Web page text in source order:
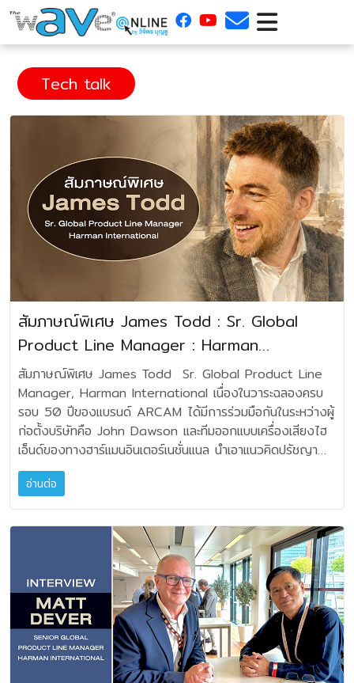
Tech talk
สัมภาษณ์พิเศษ James Todd : Sr. Global
Product Line Manager : Harman
International
สัมภาษณ์พิเศษ James Todd Sr. Global Product Line Manager, Harman International เนื่องในวาระฉลองครบรอบ 50 ปีของแบรนด์ ARCAM ได้มีการร่วมมือกันในระหว่างผู้ก่อตั้งบริษัทคือ John Dawson และทีมออกแบบเครื่องเสียงไฮเอ็นด์ของทางฮาร์แมนอินเตอร์เนชั่นแนล นำเอาแนวคิดปรัชญาดั้งเดิมคือ “การเข้าถึงดนตรีถือเป็นสิ่งสำคัญที่สุด” มาผสานเข้ากับเทคโนโลยียุคใหม่ ก่อให้กำเนิดผลิตภัณฑ์ที่ยอดเยี่ยม ARCAM 50th Anniversary ขึ้นมา ผมได้เรียบเรียงข้อมูลที่น่าสนใจ จากการได้มีโอกาสสัมภาษณ์คุณ James Todd ผู้จัดการอาวุโสฝ่ายผลิตภัณฑ์ระดับโลกของ Harman International ในงาน High End 2026 Vienna จึงขอนำมาให้ได้อ่านกันดังต่อไปนี้ครับ • ARCAM รุ่นฉลองครบรอบ 50 ปี ได้ย้อนกลับไปร่วมมือกับคุณ John Dawson ซึ่งเป็นผู้ก่อตั้งบริษัท คุณประทับใจอะไรในจุดเด่นของเขาครับ วิศวกรผู้ก่อตั้ง ARCAM คุณ John Dawson อุทิศเวลา 50 ปีเต็มกับแบรนด์นี้ คือไม่ใช่แค่นักดีไซน์เครื่องเสียง แต่เขาทำมาแล้วแทบจะทุกตำแหน่งในบริษัทเลยนะครับ ตั้งแต่พนักงานขายไปจนถึงภารโรงทำความสะอาด มีเพียงประการเดียวที่เขาไม่ได้ทำคือฝ่ายบัญชี เขาบอกว่าเขาไม่ไว้ใจตัวเองกับเรื่องตัวเลขพวกนั้น แต่แรกแล้วการดีไซน์แอมปลิไฟร์คืองานอดิเรกซึ่งเขาทำด้วยหัวใจรักดนตรี เป็นความหลงใหลที่ลงมือทำเพราะสนุกกับมันจริงๆ เขาคือวิศวกรที่หมกมุ่นอยู่กับการทำให้เสียงดนตรีออกมาดีที่สุด ถ้าสังเกตดีๆ นะครับตัว อักษร A ในชื่อนำนั้น ย่อมาจากคำว่า Amplification หรือการขยายเสียง ซึ่งก็คือรากฐานสำคัญที่สุดของแบรนด์มาตั้งแต่จุดเริ่มต้นเลย ARCAM เดิมใช้ชื่อบริษัทว่า A&R Cambridge Ltd. ก่อตั้งขึ้นในปี 1976 ที่เมืองเคมบริดจ์ ประเทศอังกฤษ โดย John Dawson วิศวกรผู้ออกแบบวงจรเครื่องขยาย และ Chris Evans นักธุรกิจและผู้ร่วมก่อตั้ง ผลิตภัณฑ์แรกที่สร้างชื่อให้บริษัทคือแอมป์ A60 Integrated Amplifier ซึ่งกลายเป็นหนึ่งในแอมป์อังกฤษที่ประสบความสำเร็จมากที่สุดในยุคนั้น และเป็นรากฐานของแนวคิดการออกแบบแอมป์ของ ARCAM มาจนถึงปัจจุบัน ฝ่ายออกแบบผลิตภัณฑ์ของเราร่วมกับคุณ John Dawson ตั้งใจจะให้ ARCAM ฉลองครบรอบ 50 ปี ด้วยการเปิดตัวสินค้าใหม่ 2 รุ่น โดยไม่ได้ทำเป็นรุ่นย้อนยุค Retro แต่เป็นการนำเทคโนโลยีล่าสุดของบริษัทมาแสดงศักยภาพสูงสุดแทน • ARCAM รุ่นฉลองครบรอบ 50 ปี มีรุ่นใดบ้างครับ มีแอมปลิไฟร์และซีดีเพลย์เยอร์อย่างละหนึ่งรุ่นเท่านั้นคือ ARCAM A50 Signature อินทิเกรตแอมป์ระดับเรือธงของตระกูล Radia ที่ใช้เทคโนโลยีวงจร Class G รุ่นล่าสุด รุ่นแรกที่ใช้สถาปัตยกรรม Dual Mono เต็มรูปแบบ พร้อมทั้งบรรจุภาค DAC ชิป ESS ES9039Q2M รองรับ HDMI eARC, USB-C, XLR, MM/MC Phono จุดเด่นพิเศษจริงๆ ก็คือมีลายเซ็นของ John Dawson บนแผงวงจรและฝาหลังเครื่องครับ อีกรุ่นหนึ่งคือ ARCAM CD25 ซึ่งจะเป็นเครื่องเล่นซีดีระดับสูงสุดในซีรีส์ Radia ใช้การออกแบบ DAC แบบ Dual Mono เช่นเดียวกัน และใช้เทคโนโลยี ESS Hyperstream รุ่นใหม่ มีภาคจ่ายไฟ Linear พร้อมหม้อแปลง Toroidal มีทั้งเอาต์พุต RCA และ XLR ครบถ้วน สำหรับ ARCAM CD25 นั้นจะถูกวางตำแหน่งอยู่เหนือรุ่น CD5 อย่างชัดเจน A50 Signature ไม่ใช่เพียงรุ่นฉลองครบรอบธรรมดา แต่เป็นโครงการที่ John Dawson ผู้ร่วมก่อตั้งกลับมามีส่วนร่วมในการพัฒนาโดยตรง เราได้เข้าถึง “จิตวิญญาณของ ARCAM ดั้งเดิมในรูปแบบสมัยใหม่” มากกว่าจะเป็นสินค้า Limited Edition ทั่วไปครับ การเฉลิมฉลองครบรอบ 50 ปีของเรา ไม่ได้แค่เอาแอมป์รุ่นเก่ามาทาสีใหม่หรือเปลี่ยนโลโก้นะครับเป็นการสร้างนวัตกรรมชิ้นใหม่ขึ้นมาเลย • ไม่ทราบว่า ARCAM A50 Signature มีความพิเศษอย่างไรบ้าง ARCAM A50 Signature เป็นเครื่องขยายเสียงอินทิเกรเต็ดแอมปลิไฟล์วงจรคลาส G แบบโครงสร้างโมโนบนแท่นเครื่องสเตอริโอรุ่นแรกของแบรนด์ คืออธิบายนิดนึงครับ คำว่า Dual Mono ต่างจากแอมป์ทั่วไปยังไง? ตามปกติแอมป์จะออกแบบใช้หม้อแปลงตัวเดียว แหล่งจ่ายไฟชุดเดียวในการแจกจ่ายพลังงานให้กับทั้งช่องสัญญาณเสียงฝั่งซ้ายและฝั่งขวาไปพร้อมกัน แต่สำหรับ ARCAM A50 Signature ใช้หม้อแปลงเพียงลูกเดียวก็จริง แต่มีการแยกอิสระวงจรออกเป็นสองชุดสำหรับฝั่งซ้ายและฝั่งขวา คือแยกกันทำงานกันอย่างชัดเจน ยิ่งไปกว่านั้นแต่ละช่องสัญญาณยังมีวงจรกระแสไฟเป็นของตัวเอง มีตัวเก็บประจุ มีฮีทซิงค์ระบายความร้อน และเอาต์พุตสเตจแบบเบ็ดเสร็จเป็นเอกเทศแยกซ้ายและขวาอิสระ นั่นหมายความว่า อุปกรณ์หรือตัวเก็บประจุที่ออกแบบแยกอิสระเช่นนี้ ถ้าเราป้อนเพลงที่ฟังอยู่มันมีเสียงเบสที่เน้นฝั่งซ้ายกระแทกหนักมากๆ มันก็จะไม่ไปดึงพลังงานหรือทำให้เสียงร้องหวานๆ ที่กำลังเปล่งออกมาจากฝั่งขวาแผ่วลงไป เพราะในวงจรมันมีถังพลังงานที่เป็นของใครของมันครับ คือมันเป็นการกำจัดปัญหาที่เรียกว่าครอสทอล์ค (Crosstalk) หรือสัญญาณกวนข้ามแชนแนลช่องซ้ายและขวา ไม่ต้องมาแย่งพลังงานกัน หรือส่งคลื่นแม่เหล็กไฟฟ้ารบกวนกัน ผลลัพธ์ที่ได้ยินก็คือความสะอาดเรียบสมจริง และแยกมิติเสียง แยกแชนแนลที่ดีมากๆ ถ้านึกภาพตามนะครับ มันเหมือนกับการสร้างถนนไฮเวย์สองเส้นที่ขนานกันไป แต่แยกขาดจากกันโดยสิ้นเชิงเลย คือมีเกาะกลางถนนที่กว้างมากๆ กั้นกลางไม่ให้รถที่วิ่งด้วยความเร็วสูงมาเกี่ยวข้องกัน รถจากฝั่งซ้ายและฝั่งขวาจะไม่มีโอกาสแฉลบมาชนกันเลย หากเปรียบกับสัญญาณเสียงก็คือ สามารถเดินทางไปถึงปลายทางได้แบบบริสุทธิ์ที่สุด ในขณะที่วงจรขยายหลักของเครื่องสามารถให้กำลังขับได้สูงถึง 150 วัตต์ ที่ 8 โอห์ม • ที่นักฟังมักกล่าวว่าเสียงแบบ British Sound นั้น ทาง ARCAM ได้มีการปรับแต่งเสียงให้เป็นบุคลิกเฉพาะตัวหรือไม่ เมื่อพูดถึงความสมบูรณ์แบบ การรักษาสัญญาณเสียงและบุคลิกเหล่านี้ มันมักจะพาเราไปสู่การถกเถียงคลาสสิกในวงการเรื่อง “เสียงแบบอังกฤษ” หลายคนชื่อว่าเครื่องเสียงจากอังกฤษจะต้องมีบุคลิกเสียงที่นุ่มนวลอบอุ่นฟังแล้วละมุนหู แต่ ARCAM กลับยืนยันว่าทีมวิศวกรไม่ได้จูงใจปรับแต่งเสียงให้ออกมาอุ่นเลยสักนิด เป้าหมายหลักภายใต้เครือบริษัทแม่อย่างฮาร์แมน คือการส่งมอบเสียงที่ยอดเยี่ยมโดยไม่ได้ใช้วิธีปรุงแต่งเสียงให้เป็นสีสันหรือบุคลิกเฉพาะแบบใดแบบหนึ่ง แต่เน้นความเป็นธรรมชาติที่สุด เราใช้วิธีโฟกัสที่การวัดผลด้วยเครื่องมือ เพื่อลดความเพี้ยนทางไฟฟ้าให้เหลือน้อยที่สุด และส่วนที่สองที่สำคัญมากๆ ก็คือการทดสอบการรับฟังของมนุษย์ ฟังดูอาจเหมือนทดสอบฟังทั่วไป แต่วิธีการของ ARCAM ต้องเป็นการทดสอบแบบปิดตาหรือไบลด์เทสต์เท่านั้น เพื่อตัดความลำเอียงของบรรดาวิศวกรออกไปเลย เพราะอุปสรรคใหญ่ในวงการเครื่องเสียง คือความลำเอียงหรือไบอัสนั่นเอง เราออกแบบและมีการทบทวนด้วยการฟังพิสูจน์ เพื่อให้แน่ใจได้ว่าผลลัพธ์ที่ได้จากการออกแบบและการลงมือทำนั้นได้ผลดีจริงตามที่เราเชื่อมั่นและปรารถนา แต่สิ่งหนึ่งที่เราเรียนรู้ก็คือในเรื่องของการออกแบบทางเทคนิคในวงจรเครื่องขยายเสียงเปรียบดังเมือง เมืองหนึ่งที่ต้องผ่านสี่แยกไฟแดงพลุกพล่าน เดี๋ยวก็เจอทางแยก วงเวียน รถติดแออัด เหมือนกับวงจรเครื่องเสียงที่วิ่งผ่านสายไฟไปเจอขั้วต่อ ไปเจอจุดบัดกรี โอกาสที่จะเกิดความต้านทาน สัญญาณรบกวน หรือความล่าช้าแค่เสี้ยววินาทีก็ย่อมสูงตามไปด้วย ในขณะที่ A50 Signature ใช้แผงวงจรเดียว เหมือนการสร้างทางด่วนยกระดับเลย ยิงตรงยาวม้วนเดียวจบ เพราะในความเป็นจริงสัญญาณเสียงไม่สมควรต้องกระโดดข้ามสะพานเชื่อมหรือสายไฟใดๆ ควรทำให้เดินทางได้อย่างลื่นไหล และนอกจากการลดรอยต่อทางไฟฟ้าที่จะทำให้เสียงดีขึ้นแล้ว การลดชิ้นส่วนจำนวนสายไฟ ยังทำให้งานประกอบง่ายขึ้น ซึ่งปรัชญาดั้งเดิมนี้ก็ยังถูกนำมาประยุกต์ใช้ในปัจจุบันอย่างรุ่น A50 Signature ด้วย ทั้งฝั่งกระแสไฟฟ้าสลับภาคปรีแอมป์ ทั้งอนาล็อกและดิจิทัลล้วนถูกจับมาอยู่บนบอร์ดเดียวกันทั้งหมดเลย โดยใช้วิธีแยกทางเดินกราวด์อย่างอิสระภายในบอร์ด • คำถามสำคัญครับ ทำไมเลือกใช้วงจร Class G ปกติเราคุ้นเคยกับแอมคลาส A ที่เสียงหวาน คลาส AB ที่เป็นมาตรฐาน หรือคลาส D ที่ตัวเล็กแต่พละกำลังมหาศาล แต่คลาส G ของเราถูกเปรียบเทียบว่าเป็นแอมป์ที่เย็น? ก็เพราะว่าเป็นวิธีจ่ายพลังอันชาญฉลาดของมัน ผมต้องอธิบายพื้นฐานก่อนนะครับ ว่าแอมป์ทั่วไปอย่างคลาส AB จะมีรางไฟและแรงดันไฟฟ้าหรือโวลเตจเพียงระดับเดียว ซึ่งระบบจะต้องสแตนด์บายรอการจ่ายพลังงานสูงสุดอยู่ตลอดเวลา ทำให้เกิดความร้อนสะสมมหาศาล แต่หลักการทำงานของคลาส G คือการมีเส้นทางแรงดันไฟฟ้า หรือรางไฟ (Power Supply Rails) ด้วยโวลเตจสองระดับ ทำให้มีประสิทธิภาพในการจัดการพลังงานสูงกว่าคลาส AB ถึงสองเท่า ถ้าเปรียบเทียบ ฟังดูแล้วมันคล้ายกับรถยนต์ไฮบริดอัจฉริยะเลย เวลาที่คุณขับขี่ในเมืองแบบชิลล์ๆ รถติดไหลไปเรื่อยๆ รถก็จะดึงพลังงานจากมอเตอร์ไฟฟ้ามาใช้ เครื่องยนต์ก็จะเย็นเฉียบและทำงานเงียบสนิท แต่พอเจอทางโล่งแล้วกดคันเร่งมิดเพื่อจะแซง เครื่องยนต์วีแปดขนาดใหญ่ก็คำรามตื่นขึ้นมาจ่ายพลังงานมหาศาลเพื่อส่งรถพุ่งไปข้างหน้า คลาส G ก็ทำงานคล้ายๆ แบบนี้ครับ ช่วงเวลาที่เราฟังเพลงในระดับความดังปกติเครื่องจะดึงพลังงานจากแรงดันไฟต่ำมาใช้เท่านั้น ทำให้ชิ้นส่วนที่ติดตั้งอยู่บนฮีทซิ้งค์ที่ทำงานแบบเย็นมากๆ ถึงได้เรียกว่าแอมป์แบบของเรา แอมป์คลาส G เป็น “แอมป์เย็น” แต่เมื่อไหร่ก็ตามที่ดนตรีมีการสะวิงฉับพลัน หรือมาด้วยเสียงหนักๆ เช่นเสียงกระเดื่องกระแทกกระทั้น เครื่องก็จะสลับไปดึงพลังงานจากแรงดันไฟสูงทันที ดังนั้นจุดเด่นพิเศษในเทคโนโลยีที่ทำให้แอมป์ของ ARCAM มีเอกลักษณ์คือวงจร Class G ซึ่งถูกพัฒนามาอย่างต่อเนื่องยาวนาน จุดประสงค์สำคัญคือการรวมข้อดีของแอมป์หลายรูปแบบเข้าไว้ด้วยกัน ในการฟังเพลงทั่วไป สัญญาณเสียงส่วนใหญ่ใช้กำลังไม่มาก วงจรจะทำงานบนรางไฟแบบแรงดันต่ำทำให้เกิดความร้อนน้อย เสียงสะอาด และมีความเพี้ยนต่ำ แต่เมื่อดนตรีมีการเปลี่ยนแปลงอย่างฉับพลัน เช่น เสียงกลองกระแทกหนัก เสียงเบสลูกใหญ่ หรือช่วงพีคของวงออร์เคสตรา วงจรจะสลับไปรับพลังงานจากรางไฟต่ำ ไปเป็นแบบแรงดันสูงทันที เพื่อส่งกำลังขับได้อย่างเต็มที่ ผลลัพธ์คือ แอมป์สามารถให้รายละเอียดและความนุ่มนวลในช่วงเสียงเบาๆ ขณะเดียวกันก็มีพละกำลังสำรองมหาศาลเมื่อต้องขับลำโพงในช่วงที่ดนตรีต้องการพลังงานสูง โดยไม่รู้สึกอั้นหรือหมดแรง หากเปรียบเทียบง่ายๆ Class G ก็เหมือนรถยนต์ที่วิ่งด้วยรอบเครื่องต่ำในเวลาปกติ เพื่อความประหยัดและความนุ่มนวล แต่เมื่อผู้ขับเหยียบคันเร่งเพื่อเร่งแซง เครื่องยนต์ก็พร้อมปลดปล่อยกำลังทั้งหมดออกมาในทันที นี่จึงเป็นเหตุผลที่นักฟังจำนวนมากรู้สึกว่าแอมป์ ARCAM ให้ทั้งความละเอียด ความเป็นดนตรี และไดนามิกที่ทรงพลังอยู่ในเครื่องเดียวกัน ซึ่งเป็นเสน่ห์ของ Class G ที่ยังคงได้รับการยอมรับมาจนถึงปัจจุบัน • ผมสงสัยว่าในทางเทคนิค วงจรคลาส G แบบนี้ จะมีจุดอ่อนตอนสลับระดับแรงดันไฟเช่นในอดีตหรือไม่ เป็นคำถามที่ดีมากครับ ด้วยเทคโนโลยีปัจจุบัน วงจรสามารถทำงานได้ราบรื่นมากครับ โดย ARCAM แก้ปัญหาหลายวิธี เช่นให้รางไฟทั้งสองชุดทำงานเหลื่อมกัน (Overlapping) ทำการควบคุมจุดสลับด้วยวงจรความเร็วสูง และใช้ทรานซิสเตอร์ที่ตอบสนองรวดเร็วมาก จึงทำให้การจัดการไบอัส มีการเปลี่ยนผ่านที่เกิดขึ้นอย่างนุ่มนวลในระดับไมโครวินาที ซึ่งเร็วกว่าการรับรู้ของหูมนุษย์มากครับ • ผมค่อนข้างแปลกใจมากนะครับที่ ARCAM ยังทำซีดีเพลย์เยอร์ออกมา ในรุ่นฉลองครบรอบ 50 ปี อันที่จริงเราไม่เคยหยุดผลิตเครื่องเล่นซีดีเลย ตั้งแต่ยุค 80 จนถึงยุคปัจจุบันครับ และ CD5 เป็นสินค้าที่ขายดีที่สุดของแบรนด์ด้วยนะครับ คุณคงสงสัยที่ในยุคที่ Streaming มันสะดวกสบายแบบไร้ขีดจำกัดแค่ปลายนิ้วก็ฟังเพลงได้หลายล้านเพลง แต่คนกลับซื้อเครื่องเล่นซีดี มันเป็นแค่เรื่องของความโหยหาอดีตของคนเฉพาะกลุ่ม ที่เป็นคนรุ่นเก่าหรือเปล่า หรือจริงๆ แล้ว ตลาดแผ่นเสียงไวนีลมันปั่นราคาแพงจนคนรับไม่ไหวกันแน่ ปัจจัยเรื่องราคามีส่วนสำคัญอย่างปฎิเสธไม่ได้ แผ่นเสียงไวนีลในปัจจุบันราคาพุ่งสูงขึ้นอย่างรวดเร็วมาก แพงจนบางทีก็ซื
อ่านต่อ